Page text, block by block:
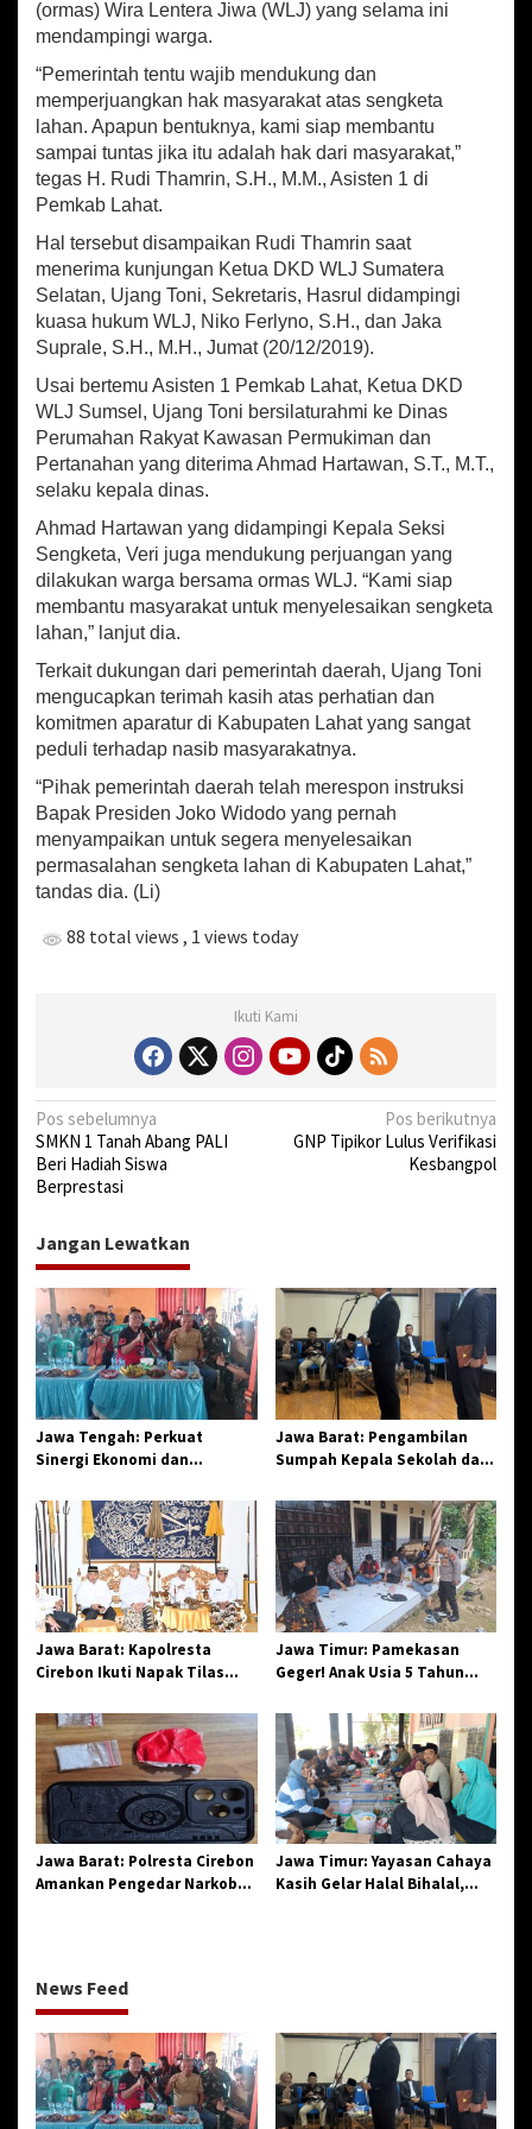
t
u
e
e
s
a
a
n
S
e
n
g
k
t
a
T
a
a
h
p
k
(ormas) Wira Lentera Jiwa (WLJ) yang selama ini
mendampingi warga.
“Pemerintah tentu wajib mendukung dan
memperjuangkan hak masyarakat atas sengketa
lahan. Apapun bentuknya, kami siap membantu
sampai tuntas jika itu adalah hak dari masyarakat,”
tegas H. Rudi Thamrin, S.H., M.M., Asisten 1 di
Pemkab Lahat.
Hal tersebut disampaikan Rudi Thamrin saat
menerima kunjungan Ketua DKD WLJ Sumatera
Selatan, Ujang Toni, Sekretaris, Hasrul didampingi
kuasa hukum WLJ, Niko Ferlyno, S.H., dan Jaka
Suprale, S.H., M.H., Jumat (20/12/2019).
Usai bertemu Asisten 1 Pemkab Lahat, Ketua DKD
WLJ Sumsel, Ujang Toni bersilaturahmi ke Dinas
Perumahan Rakyat Kawasan Permukiman dan
Pertanahan yang diterima Ahmad Hartawan, S.T., M.T.,
selaku kepala dinas.
Ahmad Hartawan yang didampingi Kepala Seksi
Sengketa, Veri juga mendukung perjuangan yang
dilakukan warga bersama ormas WLJ. “Kami siap
membantu masyarakat untuk menyelesaikan sengketa
lahan,” lanjut dia.
Terkait dukungan dari pemerintah daerah, Ujang Toni
mengucapkan terimah kasih atas perhatian dan
komitmen aparatur di Kabupaten Lahat yang sangat
peduli terhadap nasib masyarakatnya.
“Pihak pemerintah daerah telah merespon instruksi
Bapak Presiden Joko Widodo yang pernah
menyampaikan untuk segera menyelesaikan
permasalahan sengketa lahan di Kabupaten Lahat,”
tandas dia. (Li)
88 total views , 1 views today
Ikuti Kami
N
a
v
g
a
s
i
p
o
s
Pos sebelumnya
SMKN 1 Tanah Abang PALI
Beri Hadiah Siswa
Berprestasi
Pos berikutnya
GNP Tipikor Lulus Verifikasi
Kesbangpol
Jangan Lewatkan
Jawa Tengah: Perkuat
Sinergi Ekonomi dan
Jangkar Gelar Halal Bi Halal
di Losari
Jawa Barat: Pengambilan
Sumpah Kepala Sekolah dan
Penegasan Integritas
Aparatur Pendidikan dan
Birokrasi
Jawa Barat: Kapolresta
Cirebon Ikuti Napak Tilas
Sinergi dan Pelestarian
Sejarah
Jawa Timur: Pamekasan
Geger! Anak Usia 5 Tahun
Monyet
Jawa Barat: Polresta Cirebon
Amankan Pengedar Narkoba
Jawa Timur: Yayasan Cahaya
Kasih Gelar Halal Bihalal,
News Feed